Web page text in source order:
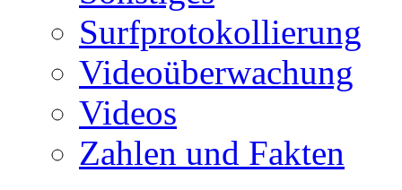
Surfprotokollierung
Videoüberwachung
Videos
Zahlen und Fakten